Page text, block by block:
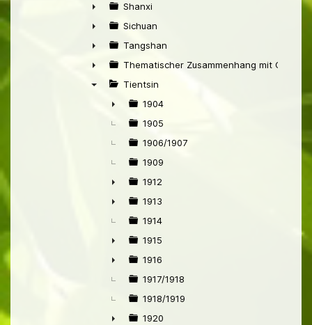
►
►
Shanxi
►
Sichuan
►
Tangshan
►
Thematischer Zusammenhang mit China
Tientsin
►
1904
1905
1906/1907
1909
►
1912
►
1913
1914
►
1915
►
1916
1917/1918
1918/1919
1920